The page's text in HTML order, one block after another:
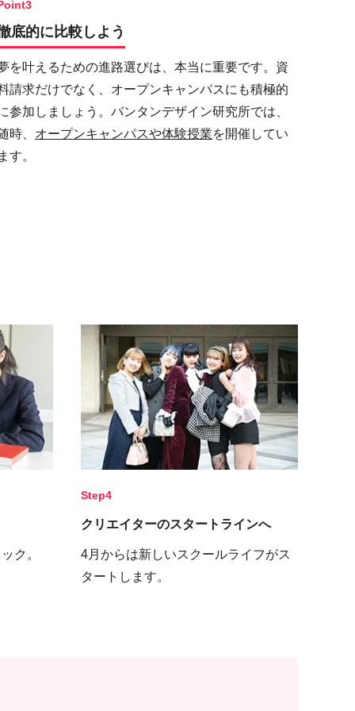
底的に比較しよう
を叶えるための進路選びは、本当に重要です。資
請求だけでなく、オープンキャンパスにも積極的
参加しましょう。バンタンデザイン研究所では、
時、 オープンキャンパスや体験授業を開催してい
ます。
ク。
Step4
クリエイターのスタートラインへ
4月からは新しいスクールライフがス
タートします。